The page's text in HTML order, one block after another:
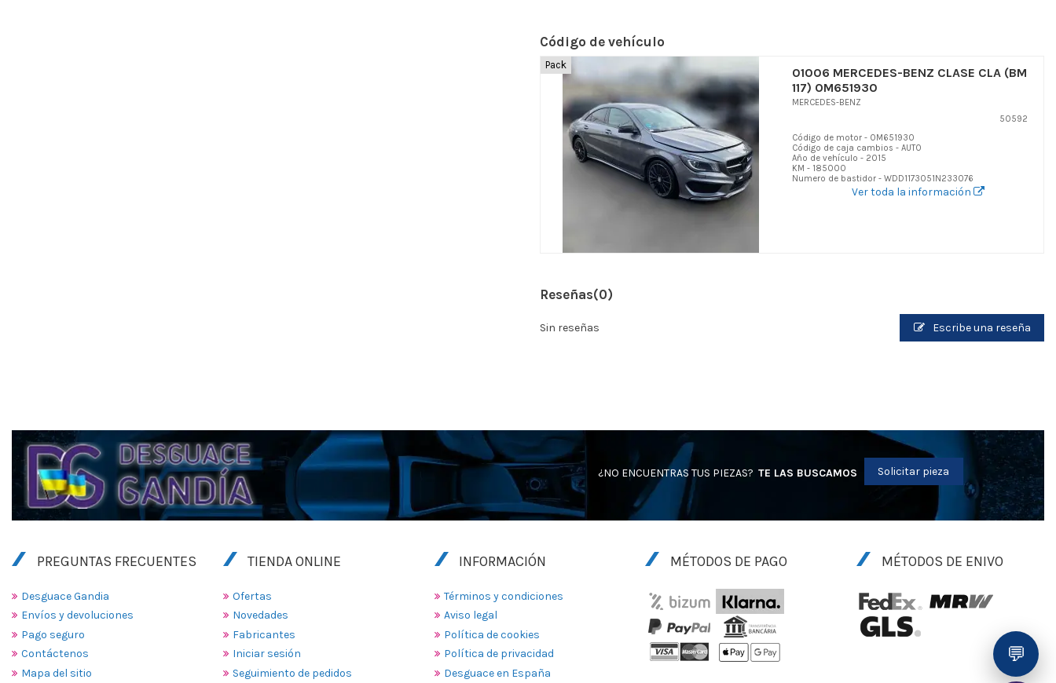
Código de vehículo
Pack
01006 MERCEDES-BENZ CLASE CLA (BM
117) OM651930
MERCEDES-BENZ
50592
Código de motor - OM651930
Código de caja cambios - AUTO
Año de vehículo - 2015
KM - 185000
Numero de bastidor - WDD1173051N233076
Ver toda la información
Reseñas(0)
Sin reseñas Escribe una reseña
¿NO ENCUENTRAS TUS PIEZAS? TE LAS BUSCAMOS Solicitar pieza
PREGUNTAS FRECUENTES
Desguace Gandia
Envíos y devoluciones
Pago seguro
Contáctenos
Mapa del sitio
TIENDA ONLINE
Ofertas
Novedades
Fabricantes
Iniciar sesión
Seguimiento de pedidos
INFORMACIÓN
Términos y condiciones
Aviso legal
Política de cookies
Política de privacidad
Desguace en España
MÉTODOS DE PAGO MÉTODOS DE ENIVO
💬